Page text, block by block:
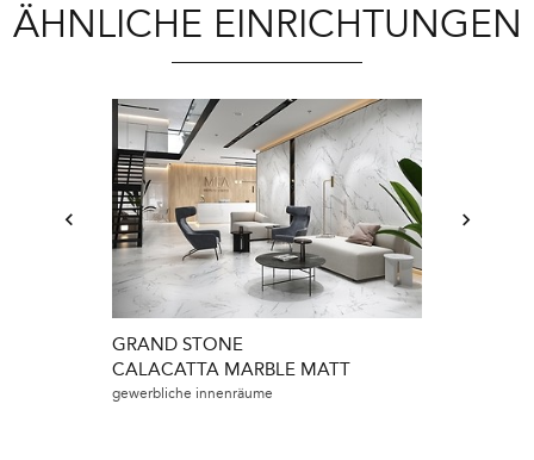
ÄHNLICHE EINRICHTUNGEN
GRAND STONE
CALACATTA MARBLE MATT
gewerbliche innenräume